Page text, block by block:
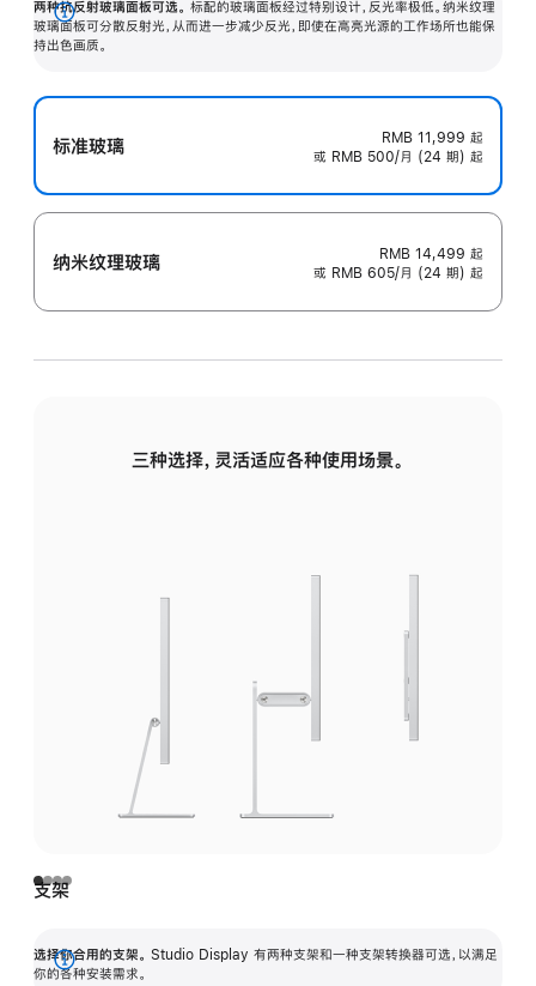
两种抗反射玻璃面板可选。 标配的玻璃面板经过特别设计，反光率极低。纳米纹理
玻璃面板可分散反射光，从而进一步减少反光，即使在高亮光源的工作场所也能保
持出色画质。
展
开
标准玻璃 RMB 11,999 起
或 RMB 500/月 (24 期) 起
纳米纹理玻璃 RMB 14,499 起
或 RMB 605/月 (24 期) 起
三种选择，灵活适应各种使用场景。
支架
选择你合用的支架。 Studio Display 有两种支架和一种支架转换器可选，以满足
你的各种安装需求。
展